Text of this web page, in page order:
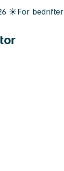
☀️For bedrifter